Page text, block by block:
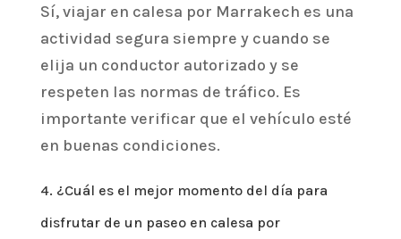
Sí, viajar en calesa por Marrakech es una
actividad segura siempre y cuando se
elija un conductor autorizado y se
respeten las normas de tráfico. Es
importante verificar que el vehículo esté
en buenas condiciones.
4. ¿Cuál es el mejor momento del día para
disfrutar de un paseo en calesa por